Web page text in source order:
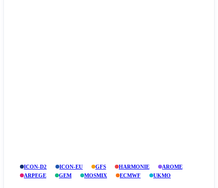
ICON-D2 ICON-EU GFS HARMONIE
AROME
ARPEGE
GEM MOSMIX ECMWF UKMO